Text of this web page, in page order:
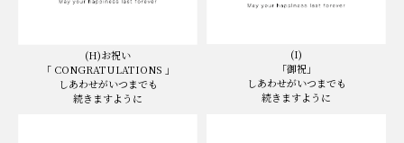
(H)お祝い
「 CONGRATULATIONS 」
しあわせがいつまでも
続きますように
(I)
「御祝」
しあわせがいつまでも
続きますように